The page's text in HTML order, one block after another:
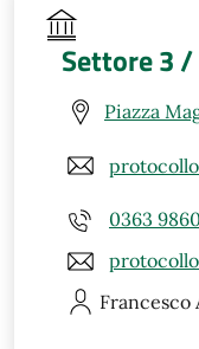
Settore 3 /
Piazza
0363
Francesco